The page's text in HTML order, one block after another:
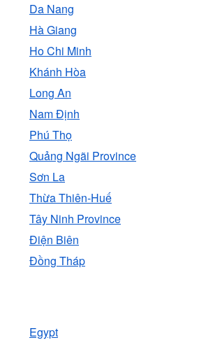
Da Nang
Hà Giang
Ho Chi Minh
Khánh Hòa
Long An
Nam Định
Phú Thọ
Quảng Ngãi Province
Sơn La
Thừa Thiên-Huế
Tây Ninh Province
Ðiện Biên
Đồng Tháp
Egypt